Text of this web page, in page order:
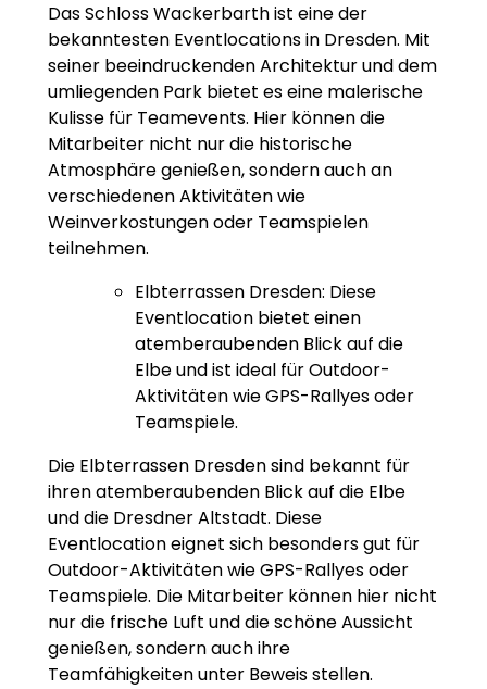
Das Schloss Wackerbarth ist eine der
bekanntesten Eventlocations in Dresden. Mit
seiner beeindruckenden Architektur und dem
umliegenden Park bietet es eine malerische
Kulisse für Teamevents. Hier können die
Mitarbeiter nicht nur die historische
Atmosphäre genießen, sondern auch an
verschiedenen Aktivitäten wie
Weinverkostungen oder Teamspielen
teilnehmen.
Elbterrassen Dresden: Diese
Eventlocation bietet einen
atemberaubenden Blick auf die
Elbe und ist ideal für Outdoor-
Aktivitäten wie GPS-Rallyes oder
Teamspiele.
Die Elbterrassen Dresden sind bekannt für
ihren atemberaubenden Blick auf die Elbe
und die Dresdner Altstadt. Diese
Eventlocation eignet sich besonders gut für
Outdoor-Aktivitäten wie GPS-Rallyes oder
Teamspiele. Die Mitarbeiter können hier nicht
nur die frische Luft und die schöne Aussicht
genießen, sondern auch ihre
Teamfähigkeiten unter Beweis stellen.